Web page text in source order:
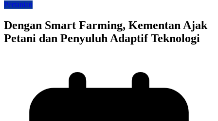
Pertanian
Dengan Smart Farming, Kementan Ajak
Petani dan Penyuluh Adaptif Teknologi